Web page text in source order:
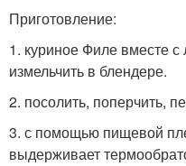
Приготовление:
1. куриное Филе вместе
измельчить в блендере.
2. посолить, поперчить,
3. с помощью пищевой
выдерживает